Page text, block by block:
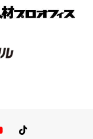
You TubeTikTok